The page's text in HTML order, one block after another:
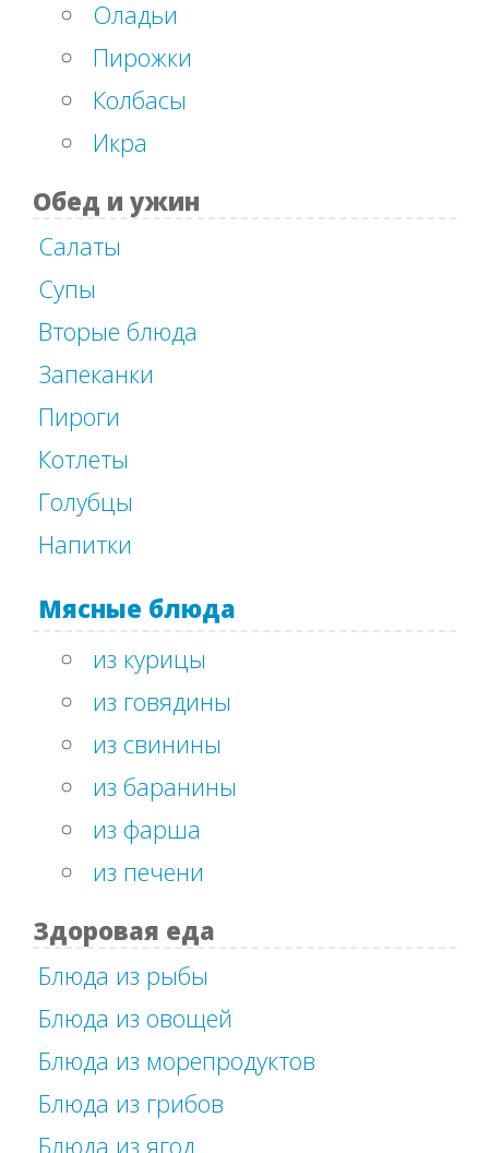
Оладьи
Пирожки
Колбасы
Икра
Обед и ужин
Салаты
Супы
Вторые блюда
Запеканки
Пироги
Котлеты
Голубцы
Напитки
Мясные блюда
из курицы
из говядины
из свинины
из баранины
из фарша
из печени
Здоровая еда
Блюда из рыбы
Блюда из овощей
Блюда из морепродуктов
Блюда из грибов
Блюда из ягод